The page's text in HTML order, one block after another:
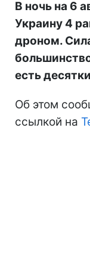
В ночь на 6
Украину 4
дроном.
есть
Об этом
ссылкой на